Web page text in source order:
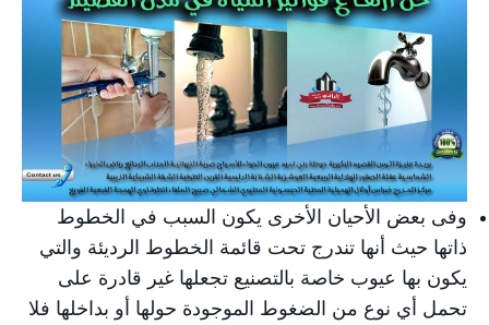
وفى بعض الأحيان الأخرى يكون السبب في الخطوط
ذاتها حيث أنها تندرج تحت قائمة الخطوط الرديئة والتي
يكون بها عيوب خاصة بالتصنيع تجعلها غير قادرة على
تحمل أي نوع من الضغوط الموجودة حولها أو بداخلها فلا